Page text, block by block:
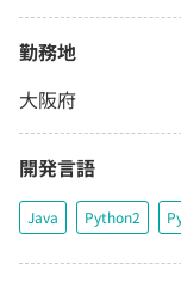
勤務地
大阪府
開発言語
Java Python2